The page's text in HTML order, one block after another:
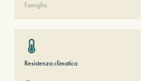
Famiglia
Resistenza climatica